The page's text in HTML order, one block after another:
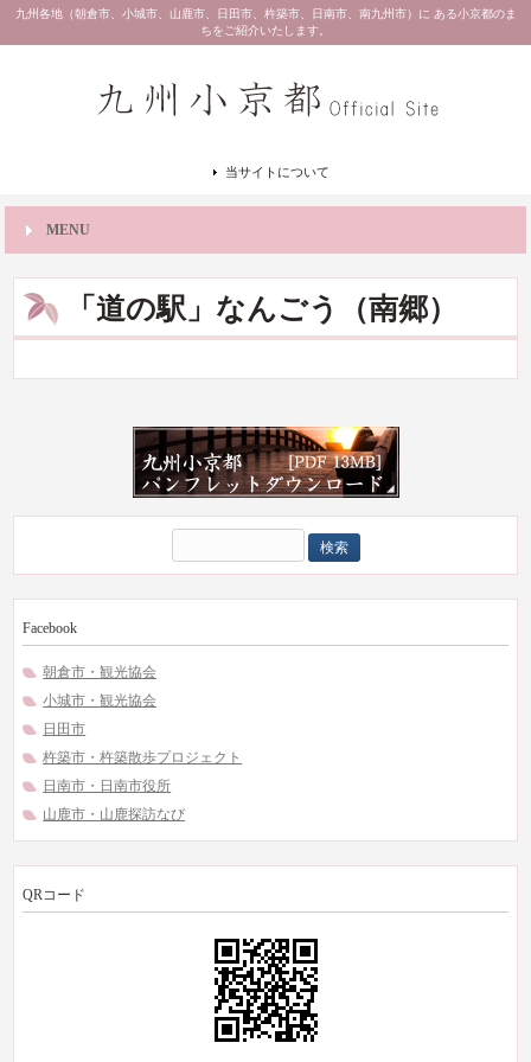
九州各地（朝倉市、小城市、山鹿市、日田市、杵築市、日南市、南九州市）に ある小京都のま
ちをご紹介いたします。
当サイトについて
MENU
「道の駅」なんごう（南郷）
索:
Facebook
朝倉市・観光協会
小城市・観光協会
日田市
杵築市・杵築散歩プロジェクト
日南市・日南市役所
山鹿市・山鹿探訪なび
QRコード